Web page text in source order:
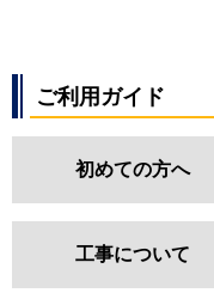
ご利用ガイド
初めての方へ
工事について